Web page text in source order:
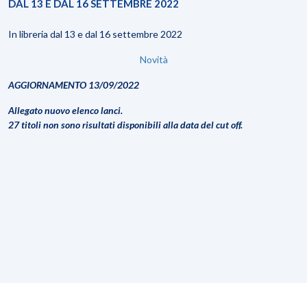
DAL 13 E DAL 16 SETTEMBRE 2022
In libreria dal 13 e dal 16 settembre 2022
Novità
AGGIORNAMENTO 13/09/2022
Allegato nuovo elenco lanci.
27 titoli non sono risultati disponibili alla data del cut off.